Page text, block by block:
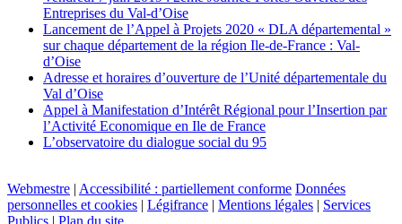
Entreprises du Val-d’Oise
Lancement de l’Appel à Projets 2020 « DLA départemental »
sur chaque département de la région Ile-de-France : Val-
d’Oise
Adresse et horaires d’ouverture de l’Unité départementale du
Val d’Oise
Appel à Manifestation d’Intérêt Régional pour l’Insertion par
l’Activité Economique en Ile de France
L’observatoire du dialogue social du 95
Webmestre | Accessibilité : partiellement conforme Données
personnelles et cookies | Légifrance | Mentions légales | Services
Publics | Plan du site